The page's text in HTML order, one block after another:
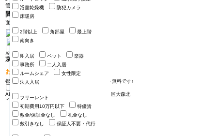
浴室乾燥機
防犯カメラ
床暖房
2階以上 角部屋
最上階
南向き
即入居 ペット
楽器
事務所
二人入居
ルームシェア
女性限定
法人入居
フリーレント
初期費用10万円以下
特優賃
敷金/保証金なし
礼金なし
敷引きなし
保証人不要・代行
管理費 12000円
間取り1K
面積 21.49㎡
所在地：品川区南大井
京急本線 大森海岸駅 徒歩2分
おすすめPOINT!
都心・横浜・空港方面へのアクセス良好★ネット無料です♪
ARTESSIMO VRANCHE PROVA803号室 大田区大森北
マンション